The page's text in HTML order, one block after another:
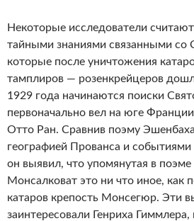
Некоторые исследователи
тайными знаниями связанными со
которые после уничтожения
тамплиров — розенкрейцеров
1929 года начинаются поиски
первоначально вел на юге
Отто Ран. Сравнив поэму
географией Прованса и событиями
он выявил, что упомянутая в поэме
Монсалковат это ни что иное, как
катаров крепость Монсегюр. Эти
заинтересовали Генриха